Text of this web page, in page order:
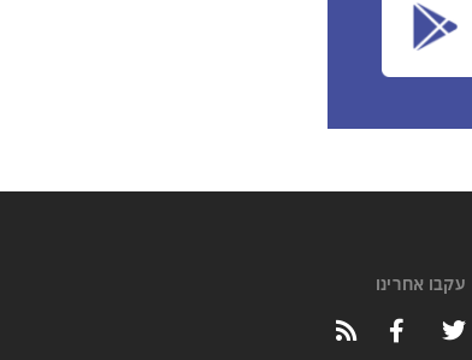
עקבו אחרינו